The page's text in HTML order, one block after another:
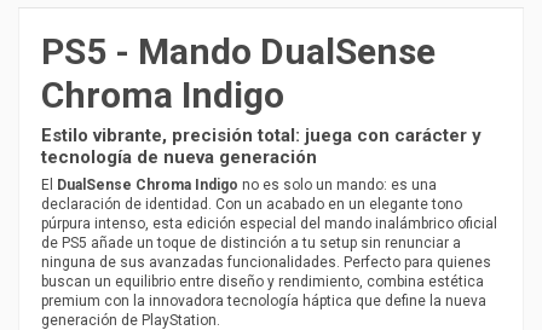
PS5 - Mando DualSense
Chroma Indigo
Estilo vibrante, precisión total: juega con carácter y
tecnología de nueva generación
El DualSense Chroma Indigo no es solo un mando: es una
declaración de identidad. Con un acabado en un elegante tono
púrpura intenso, esta edición especial del mando inalámbrico oficial
de PS5 añade un toque de distinción a tu setup sin renunciar a
ninguna de sus avanzadas funcionalidades. Perfecto para quienes
buscan un equilibrio entre diseño y rendimiento, combina estética
premium con la innovadora tecnología háptica que define la nueva
generación de PlayStation.